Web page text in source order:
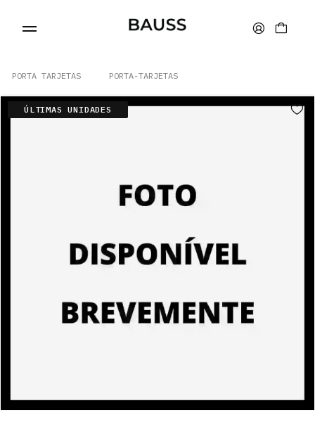
BOLSOS
PORTA TARJETAS PORTA-TARJETAS
ÚLTIMAS UNIDADES